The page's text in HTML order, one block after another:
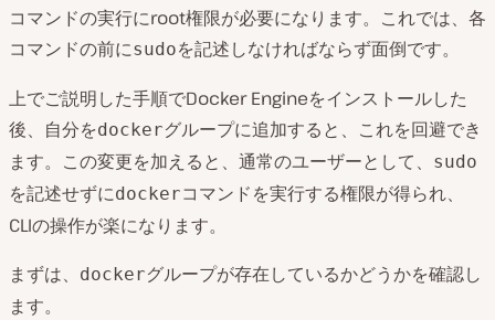
コマンドの実行にroot権限が必要になります。これでは、各
コマンドの前にsudoを記述しなければならず面倒です。
上でご説明した手順でDocker Engineをインストールした
後、自分をdockerグループに追加すると、これを回避でき
ます。この変更を加えると、通常のユーザーとして、
sudo
を記述せずにdockerコマンドを実行する権限が得られ、
CLIの操作が楽になります。
まずは、
dockerグループが存在しているかどうかを確認し
ます。